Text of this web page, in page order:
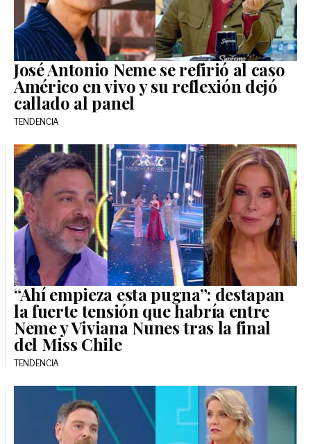
José Antonio Neme se refirió al caso
Américo en vivo y su reflexión dejó
callado al panel
TENDENCIA
“Ahí empieza esta pugna”: destapan
la fuerte tensión que habría entre
Neme y Viviana Nunes tras la final
del Miss Chile
TENDENCIA